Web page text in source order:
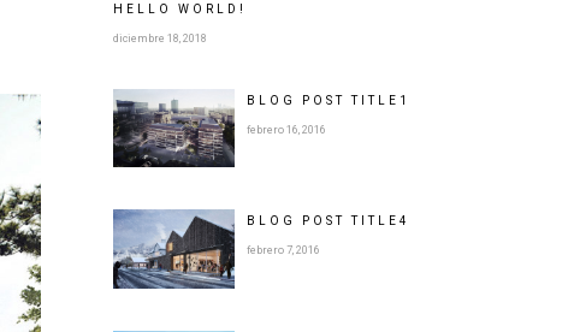
HELLO WORLD!
diciembre 18, 2018
BLOG POSTTITLE 1
febrero 16, 2016
BLOG POSTTITLE4
febrero 7, 2016